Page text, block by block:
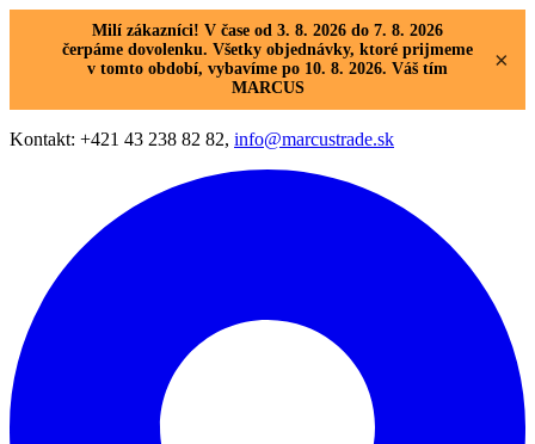
Milí zákazníci! V čase od 3. 8. 2026 do 7. 8. 2026
čerpáme dovolenku. Všetky objednávky, ktoré prijmeme
v tomto období, vybavíme po 10. 8. 2026. Váš tím
MARCUS
×
Kontakt: +421 43 238 82 82, info@marcustrade.sk